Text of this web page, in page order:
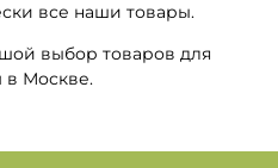
все наши товары.
выбор товаров для
в Москве.